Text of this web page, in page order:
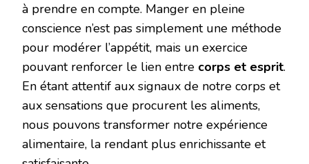
à prendre en compte. Manger en pleine
conscience n’est pas simplement une méthode
pour modérer l’appétit, mais un exercice
pouvant renforcer le lien entre corps et esprit.
En étant attentif aux signaux de notre corps et
aux sensations que procurent les aliments,
nous pouvons transformer notre expérience
alimentaire, la rendant plus enrichissante et